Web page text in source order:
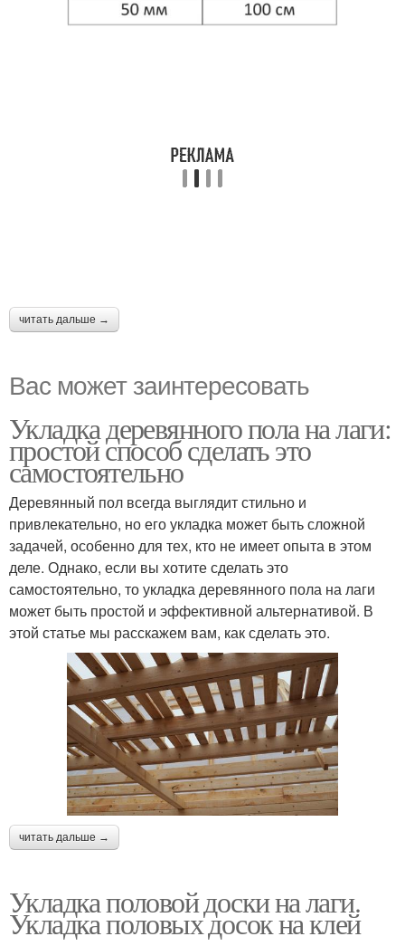
читать дальше →
Вас может заинтересовать
Укладка деревянного пола на лаги:
простой способ сделать это
самостоятельно
Деревянный пол всегда выглядит стильно и
привлекательно, но его укладка может быть сложной
задачей, особенно для тех, кто не имеет опыта в этом
деле. Однако, если вы хотите сделать это
самостоятельно, то укладка деревянного пола на лаги
может быть простой и эффективной альтернативой. В
этой статье мы расскажем вам, как сделать это.
читать дальше →
Укладка половой доски на лаги.
Укладка половых досок на клей